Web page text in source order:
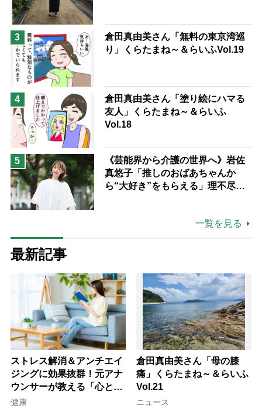
3
倉田真由美さん「無料の東京湾巡
り」くらたまね～＆らいふVol.19
4
倉田真由美さん「塗り絵にハマる
友人」くらたまね～＆らいふ
Vol.18
5
《芸能界から介護の世界へ》岩佐
真悠子「推しのおばあちゃんか
ら“大好き”をもらえる」理不尽さ
一覧を見る
最新記事
ストレス解消＆アンチエイ
ジングに効果抜群！元アナ
ウンサーが教える「心と体
を元気にする音読の習慣」
健康
倉田真由美さん「母の膝
痛」くらたまね～＆らいふ
Vol.21
ニュース